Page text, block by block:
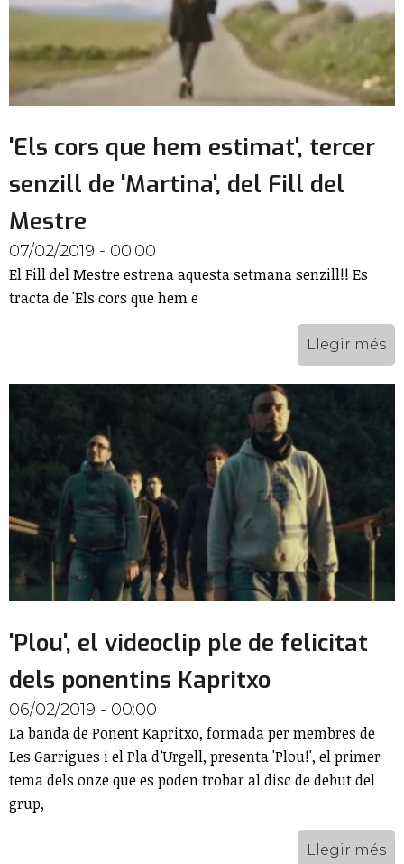
'Els cors que hem estimat', tercer
senzill de 'Martina', del Fill del
Mestre
07/02/2019 - 00:00
El Fill del Mestre estrena aquesta setmana senzill!! Es
tracta de 'Els cors que hem e
Llegir més
'Plou', el videoclip ple de felicitat
dels ponentins Kapritxo
06/02/2019 - 00:00
La banda de Ponent Kapritxo, formada per membres de
Les Garrigues i el Pla d’Urgell, presenta 'Plou!', el primer
tema dels onze que es poden trobar al disc de debut del
grup,
Llegir més